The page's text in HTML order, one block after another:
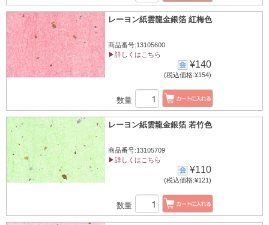
レーヨン紙雲龍金銀箔 紅梅色
商品番号:13105600
▶詳しくはこちら
¥140
(税込価格:¥154)
数量
レーヨン紙雲龍金銀箔 若竹色
商品番号:13105709
▶詳しくはこちら
¥110
(税込価格:¥121)
数量